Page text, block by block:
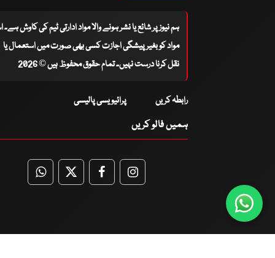
ہم نیوز پر شائع یا نشر ہونے والا مواد ادارتی ٹیم کی کاوش
مواد کو بغیر پیشگی اجازت کسی بھی صورت میں استعمال یا
نقل کرنا درست نہیں۔ تمام حقوق محفوظ ہیں © 2026
رابطہ کریں پرائیویسی پالیسی
ہمیں فالو کریں
WhatsApp
TwitterFacebookFacebook